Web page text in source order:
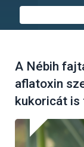
A Nébih
aflatoxin
kukoricát